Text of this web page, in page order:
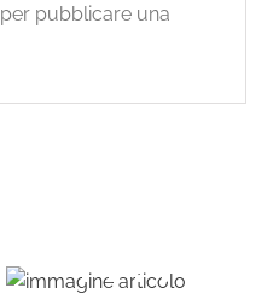
per pubblicare una